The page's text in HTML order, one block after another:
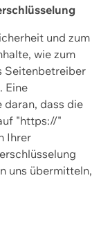
und zum
wie zum
Seitenbetreiber
Eine
daran, dass die
"https://"
Ihrer
uns übermitteln,